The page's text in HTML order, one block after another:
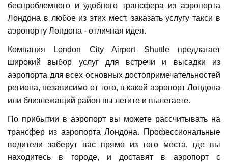
беспроблемного и удобного трансфера из аэропорта
Лондона в любое из этих мест, заказать услугу такси в
аэропорту Лондона - отличная идея.
Компания London City Airport Shuttle предлагает
широкий выбор услуг для встречи и высадки из
аэропорта для всех основных достопримечательностей
региона, независимо от того, в какой аэропорт Лондона
или близлежащий район вы летите и вылетаете.
По прибытии в аэропорт вы можете рассчитывать на
трансфер из аэропорта Лондона. Профессиональные
водители заберут вас прямо из того места, где вы
находитесь в городе, и доставят в аэропорт с